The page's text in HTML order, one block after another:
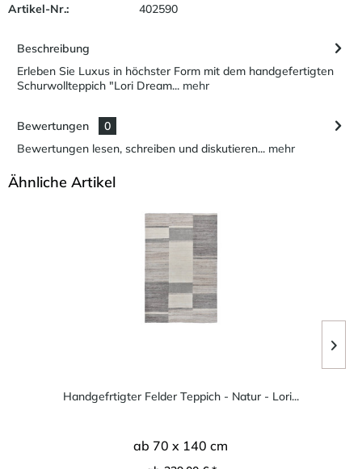
Artikel-Nr.: 402590
Beschreibung
Erleben Sie Luxus in höchster Form mit dem handgefertigten
Schurwollteppich "Lori Dream... mehr
Bewertungen
0
Bewertungen lesen, schreiben und diskutieren... mehr
Ähnliche Artikel
Handgefrtigter Felder Teppich - Natur - Lori...
ab 70 x 140 cm